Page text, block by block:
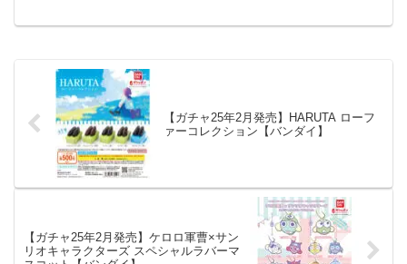
【ガチャ25年2月発売】HARUTA ローフ
ァーコレクション【バンダイ】
【ガチャ25年2月発売】ケロロ軍曹×サン
リオキャラクターズ スペシャルラバーマ